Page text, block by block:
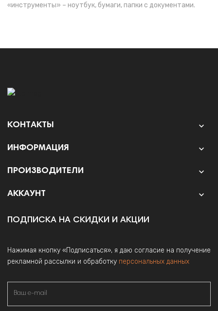
«инструменты» – ноутбук, бумаги, папки с документами.
КОНТАКТЫ 
ИНФОРМАЦИЯ 
ПРОИЗВОДИТЕЛИ 
АККАУНТ 
ПОДПИСКА НА СКИДКИ И АКЦИИ
Нажимая кнопку «Подписаться», я даю согласие на получение
рекламной рассылки и обработку персональных данных